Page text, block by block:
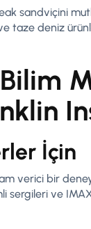
sandviçini
taze deniz
İçin
verici bir
sergileri ve